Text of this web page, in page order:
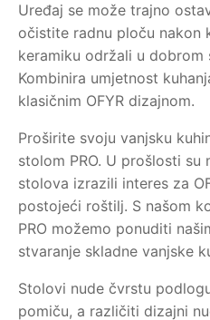
Uređaj se može trajno
očistite radnu ploču nakon
keramiku održali u dobrom
Kombinira umjetnost
klasičnim OFYR dizajnom.
Proširite svoju vanjsku
stolom PRO. U prošlosti su
stolova izrazili interes za
postojeći roštilj. S našom
PRO možemo ponuditi
stvaranje skladne vanjske
Stolovi nude čvrstu
pomiču, a različiti dizajni